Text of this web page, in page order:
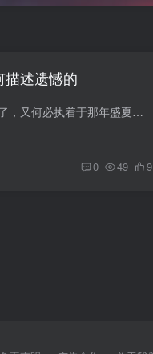
述遗憾的
1、都已经第二年立春了，又何必执着于那年盛夏呢，2、南山的风吹散了谷堆，北海的水淹没了墓碑，3、他自人山人海中来，原来只为给我一场空欢喜4、往后的日子，把自己还给自己，把别人还给别人，...
0 49 9